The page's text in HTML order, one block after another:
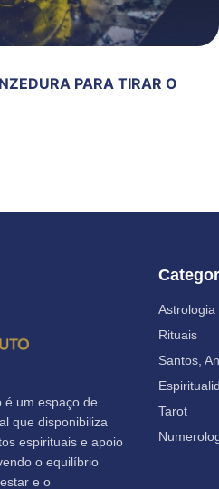
PARA TIRAR O
é um espaço de
que disponibiliza
espirituais e apoio
o equilíbrio
e o
Astrologia
Rituais
Santos,
Tarot